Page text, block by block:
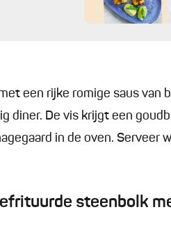
een rijke romige saus van
diner. De vis krijgt een
in de oven. Serveer
steenbolk